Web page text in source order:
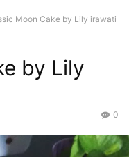
Moon Cake by Lily irawati
by Lily
0